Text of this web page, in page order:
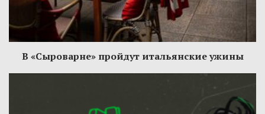
В «Сыроварне» пройдут итальянские ужины